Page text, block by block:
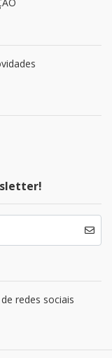
redes sociais